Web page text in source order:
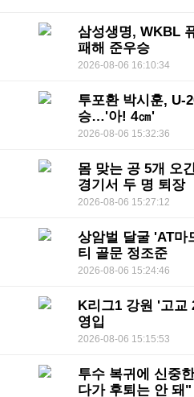
삼성생명, WKBL
패해 준우승
2026-08-06 16:10:34
투포환 박시훈, U-
승…'아! 4㎝'
2026-08-06 15:32:36
몸 맞는 공 5개 오
경기서 두 명 퇴장
2026-08-06 15:27:12
상암벌 달굴 'AT마
티 골문 정조준
2026-08-06 15:24:46
K리그1 강원 '고교
영입
2026-08-06 15:15:53
투수 복귀에 신중
다가 후퇴는 안 돼"